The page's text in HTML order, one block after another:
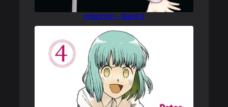
Infection – Band 2